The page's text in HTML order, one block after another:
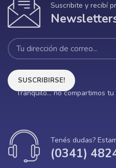
Suscribite y recibí
Tranquilo... no compartimos tu
Tenés dudas?
(0341)